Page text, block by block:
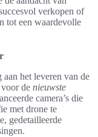
verkopen of
tot een waardevolle
het leveren van de
de nieuwste
camera’s die
met drone te
gedetailleerde